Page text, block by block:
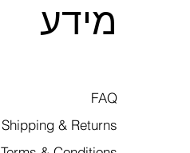
מידע
FAQ
Shipping & Returns